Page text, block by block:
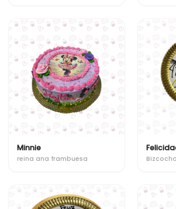
Minnie
reina ana frambuesa